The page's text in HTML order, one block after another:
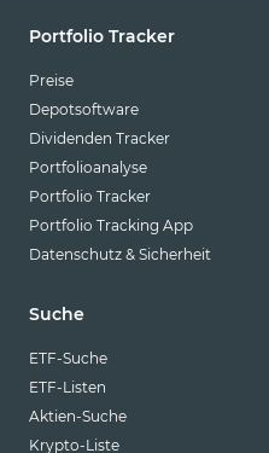
Portfolio Tracker
Preise
Depotsoftware
Dividenden Tracker
Portfolioanalyse
Portfolio Tracker
Portfolio Tracking App
Datenschutz & Sicherheit
Suche
ETF-Suche
ETF-Listen
Aktien-Suche
Krypto-Liste